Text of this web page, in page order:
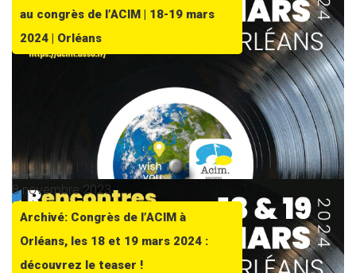
au congrès de l’ACIM | 18-19 mars
2024 | Orléans
8 novembre 2023
Archivé: Congrès de l’ACIM à
Orléans, les 18 et 19 mars 2024 :
découvrez le teaser !